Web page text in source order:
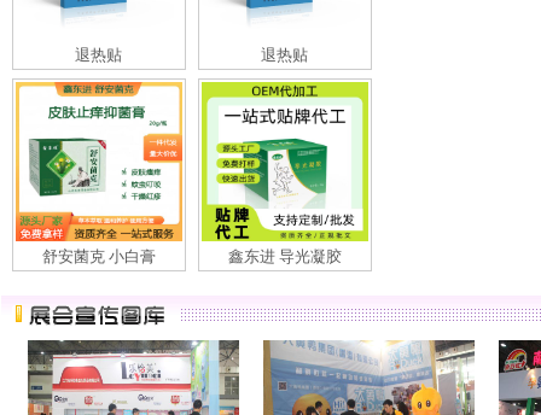
退热贴 退热贴
舒安菌克 小白膏 鑫东进 导光凝胶